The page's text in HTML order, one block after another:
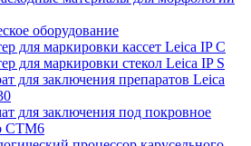
оборудование
для маркировки кассет Leica IP C
для маркировки стекол Leica IP S
для заключения препаратов Leica
для заключения под покровное
CTM6